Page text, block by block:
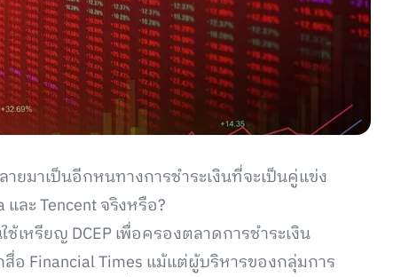
ยมาเป็นอีกหนทางการชำระเงินที่จะเป็นคู่แข่ง
ละ Tencent จริงหรือ?
เหรียญ DCEP เพื่อครองตลาดการชำระเงิน
อ Financial Times แม้แต่ผู้บริหารของกลุ่มการ